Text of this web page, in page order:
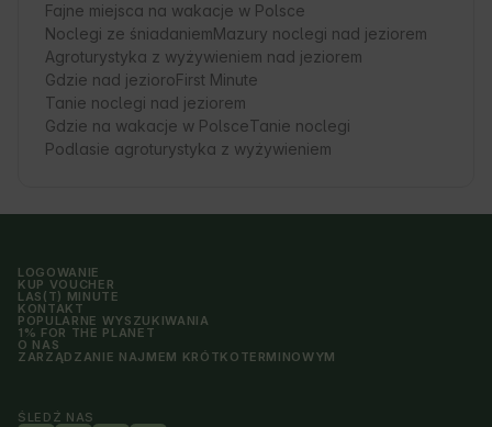
Fajne miejsca na wakacje w Polsce
Noclegi ze śniadaniemMazury noclegi nad jeziorem
Agroturystyka z wyżywieniem nad jeziorem
Gdzie nad jezioroFirst Minute
Tanie noclegi nad jeziorem
Gdzie na wakacje w PolsceTanie noclegi
Podlasie agroturystyka z wyżywieniem
LOGOWANIE
KUP VOUCHER
LAS(T) MINUTE
KONTAKT
POPULARNE WYSZUKIWANIA
1% FOR THE PLANET
O NAS
ZARZĄDZANIE NAJMEM KRÓTKOTERMINOWYM
ŚLEDŹ NAS